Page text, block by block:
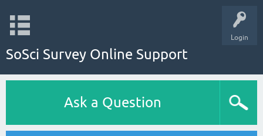
Login
SoSci Survey Online Support
Ask a Question